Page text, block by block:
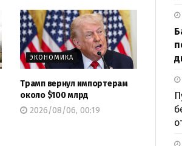
ЭКОНОМИКА
Трамп вернул импортерам
около $100 млрд
2026/08/06, 00:19